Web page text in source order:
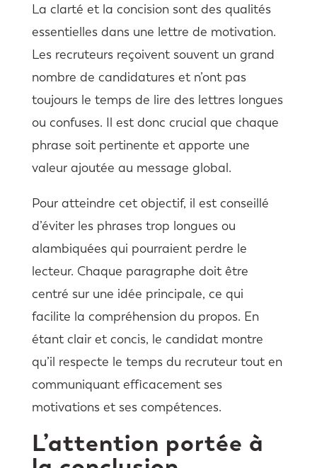
La clarté et la concision sont des qualités
essentielles dans une lettre de motivation.
Les recruteurs reçoivent souvent un grand
nombre de candidatures et n’ont pas
toujours le temps de lire des lettres longues
ou confuses. Il est donc crucial que chaque
phrase soit pertinente et apporte une
valeur ajoutée au message global.
Pour atteindre cet objectif, il est conseillé
d’éviter les phrases trop longues ou
alambiquées qui pourraient perdre le
lecteur. Chaque paragraphe doit être
centré sur une idée principale, ce qui
facilite la compréhension du propos. En
étant clair et concis, le candidat montre
qu’il respecte le temps du recruteur tout en
communiquant efficacement ses
motivations et ses compétences.
L’attention portée à